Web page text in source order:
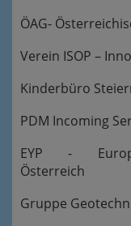
ÖAG-
Verein ISOP –
Kinderbüro
PDM Incoming
EYP -
Österreich
Gruppe